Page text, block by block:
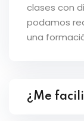
clases con
podamos
una
¿Me